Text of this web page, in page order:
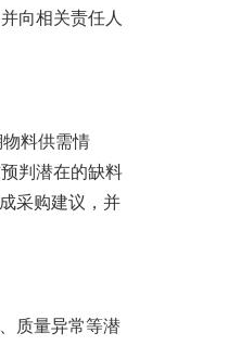
向相关责任人
料供需情
判潜在的缺料
采购建议，并
质量异常等潜